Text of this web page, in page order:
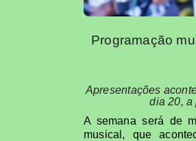
Programação
Apresentações
dia 20, a
A semana será de
musical, que